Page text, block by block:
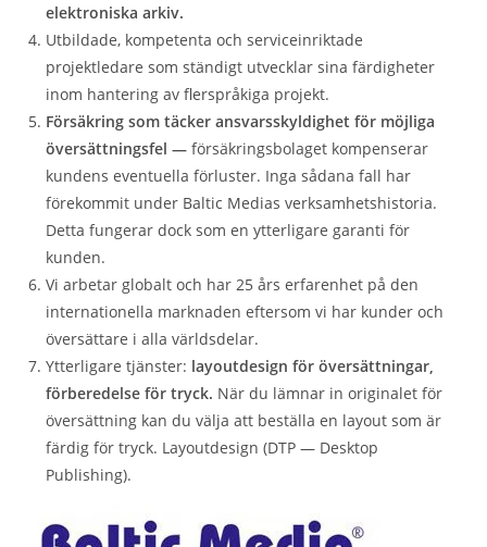
elektroniska arkiv.
Utbildade, kompetenta och serviceinriktade
projektledare som ständigt utvecklar sina färdigheter
inom hantering av flerspråkiga projekt.
Försäkring som täcker ansvarsskyldighet för möjliga
översättningsfel —försäkringsbolaget kompenserar
kundens eventuella förluster. Inga sådana fall har
förekommit under Baltic Medias verksamhetshistoria.
Detta fungerar dock som en ytterligare garanti för
kunden.
Vi arbetar globalt och har 25 års erfarenhet på den
internationella marknaden eftersom vi har kunder och
översättare i alla världsdelar.
Ytterligare tjänster: layoutdesign för översättningar,
förberedelse för tryck. När du lämnar in originalet för
översättning kan du välja att beställa en layout som är
färdig för tryck. Layoutdesign (DTP — Desktop
Publishing).